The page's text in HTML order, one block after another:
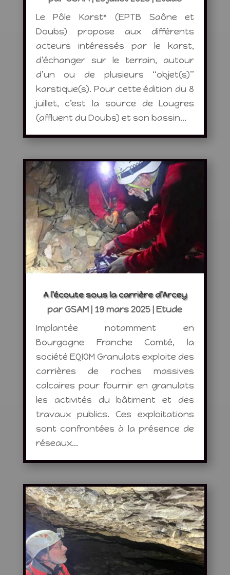
Le Pôle Karst* (EPTB Saône et
Doubs) propose aux différents
acteurs intéressés par le karst,
d’échanger sur le terrain, autour
d’un ou de plusieurs “objet(s)”
karstique(s). Pour cette édition du 8
juillet, c’est la source de Lougres
(affluent du Doubs) et son bassin...
A l’écoute sous la carrière d’Arcey
parGSAM | 19 mars 2025 |Etude
Implantée notamment en
Bourgogne Franche Comté, la
société EQIOM Granulats exploite des
carrières de roches massives
calcaires pour fournir en granulats
les activités du bâtiment et des
travaux publics. Ces exploitations
sont confrontées à la présence de
réseaux...